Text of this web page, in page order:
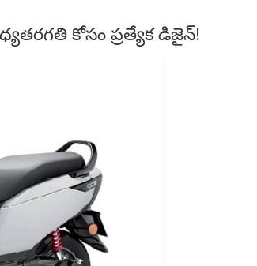
కోసం ప్రత్యేక డిజైన్!